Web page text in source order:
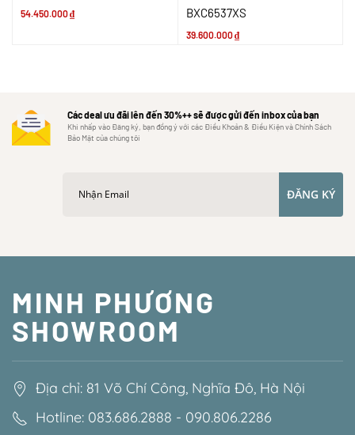
54.450.000₫
BXC6537XS
39.600.000₫
Các deal ưu đãi lên đến 30%++ sẽ được gửi đến inbox của bạn
Khi nhấp vào Đăng ký, bạn đồng ý với các Điều Khoản & Điều Kiện và Chính Sách
Bảo Mật của chúng tôi
ĐĂNG KÝ
MINH PHƯƠNG
SHOWROOM
Địa chỉ: 81 Võ Chí Công, Nghĩa Đô, Hà Nội
Hotline: 083.686.2888 - 090.806.2286